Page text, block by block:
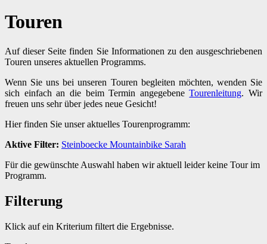
Touren
Auf dieser Seite finden Sie Informationen zu den ausgeschriebenen
Touren unseres aktuellen Programms.
Wenn Sie uns bei unseren Touren begleiten möchten, wenden Sie
sich einfach an die beim Termin angegebeneTourenleitung. Wir
freuen uns sehr über jedes neue Gesicht!
Hier finden Sie unser aktuelles Tourenprogramm:
Aktive Filter: Steinboecke Mountainbike Sarah
Für die gewünschte Auswahl haben wir aktuell leider keine Tour im
Programm.
Filterung
Klick auf ein Kriterium filtert die Ergebnisse.